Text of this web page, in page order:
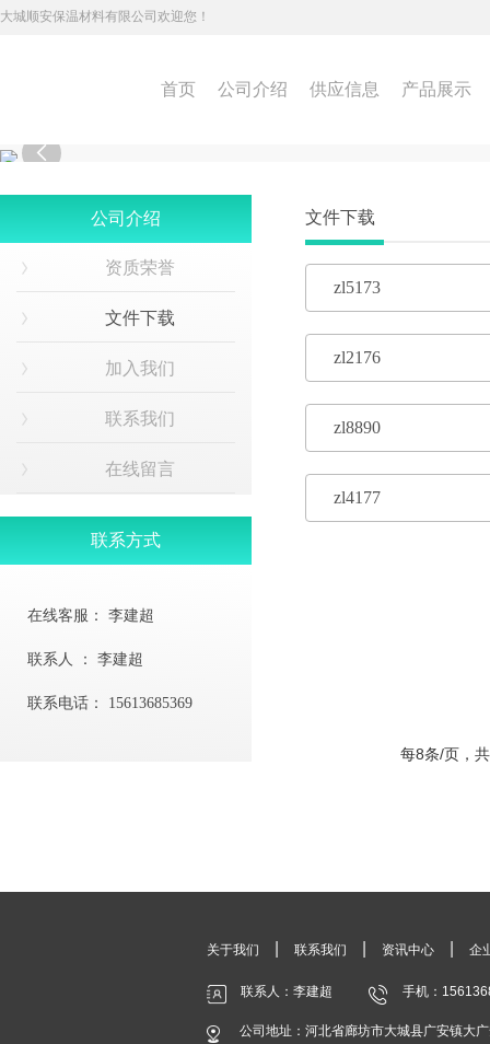
大城顺安保温材料有限公司欢迎您！
首页 公司介绍 供应信息 产品展示

公司介绍
资质荣誉
文件下载
加入我们
联系我们
在线留言
联系方式
在线客服： 李建超
联系人 ： 李建超
联系电话： 15613685369
文件下载
zl5173
zl2176
zl8890
zl4177
每8条/页，
关于我们 联系我们 资讯中心 企
联系人：李建超 手机：
公司地址：河北省廊坊市大城县广安镇大